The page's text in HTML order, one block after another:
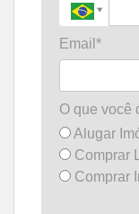
Email*
O que você
Alugar
Comprar
Comprar